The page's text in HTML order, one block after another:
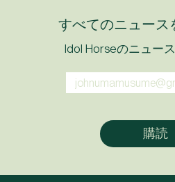
すべてのニュース
Idol Horseのニュー